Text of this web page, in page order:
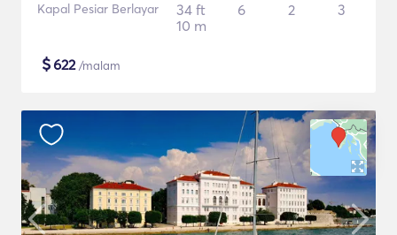
Kapal Pesiar Berlayar
34 ft
10 m
6 2 3
$622/malam